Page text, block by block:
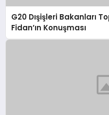
G20 Dışişleri Bakanları
Fidan’ın Konuşması